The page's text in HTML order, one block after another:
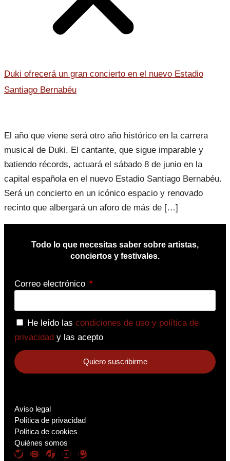
Duki ofrecerá un gran concierto en el nuevo Estadio
Santiago Bernabéu
El año que viene será otro año histórico en la carrera
musical de Duki. El cantante, que sigue imparable y
batiendo récords, actuará el sábado 8 de junio en la
capital española en el nuevo Estadio Santiago Bernabéu.
Será un concierto en un icónico espacio y renovado
recinto que albergará un aforo de más de […]
Todo lo que necesitas saber sobre artistas,
conciertos y festivales.
Correo electrónico
He leído las condiciones de uso y política de
privacidad y las acepto
Quiero suscribirme
Aviso legal
Política de privacidad
Política de cookies
Quiénes somos